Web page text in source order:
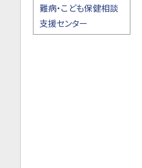
難病・こども保健相談
支援センター